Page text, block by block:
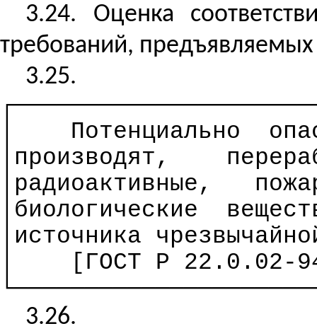
3.24. Оценка
требований,
3.25.
Потенциально
│производят,
│радиоактивные,
│биологические
│источника
[ГОСТ Р 22.0.02-
3.26.